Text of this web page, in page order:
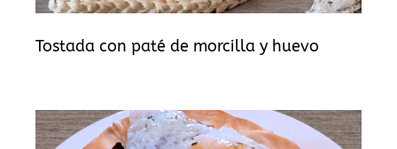
Tostada con paté de morcilla y huevo